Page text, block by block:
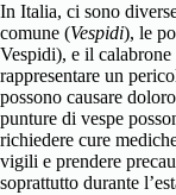
In Italia, ci sono
comune (Vespidi), le
Vespidi), e il calabrone
rappresentare un
possono causare
punture di vespe
richiedere cure
vigili e prendere
soprattutto durante